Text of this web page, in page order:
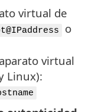
virtual de
o
virtual
Linux):